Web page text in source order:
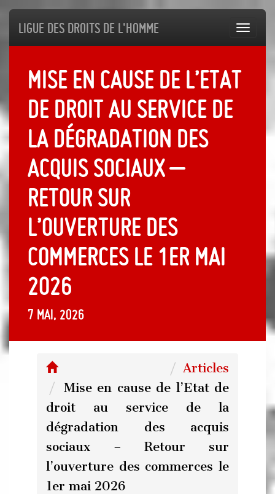
Ligue des droits de l'Homme
Mise en cause de l’Etat
de droit au service de
la dégradation des
acquis sociaux –
Retour sur
l’ouverture des
commerces le 1er mai
2026
7 mai, 2026
Articles
Mise en cause de l’Etat de
droit au service de la
dégradation des acquis
sociaux – Retour sur
l’ouverture des commerces le
1er mai 2026